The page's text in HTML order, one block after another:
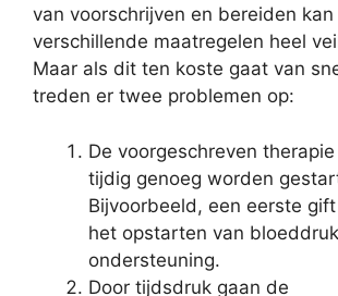
van voorschrijven en bereiden
verschillende maatregelen heel
Maar als dit ten koste gaat van
treden er twee problemen op:
De voorgeschreven
tijdig genoeg worden
Bijvoorbeeld, een eerste
het opstarten van bloeddruk
ondersteuning.
Door tijdsdruk gaan de